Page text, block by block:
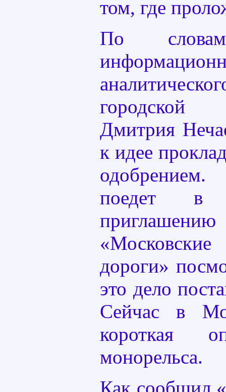
том, где
По словам
городской
Дмитрия
к идее
одобрением.
поедет
«Московские
дороги»
это дело
Сейчас в
короткая
монорельса.